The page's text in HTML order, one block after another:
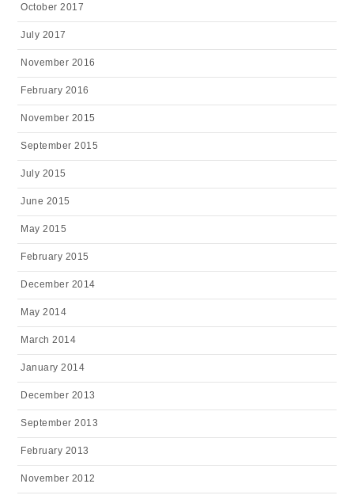
October 2017
July 2017
November 2016
February 2016
November 2015
September 2015
July 2015
June 2015
May 2015
February 2015
December 2014
May 2014
March 2014
January 2014
December 2013
September 2013
February 2013
November 2012